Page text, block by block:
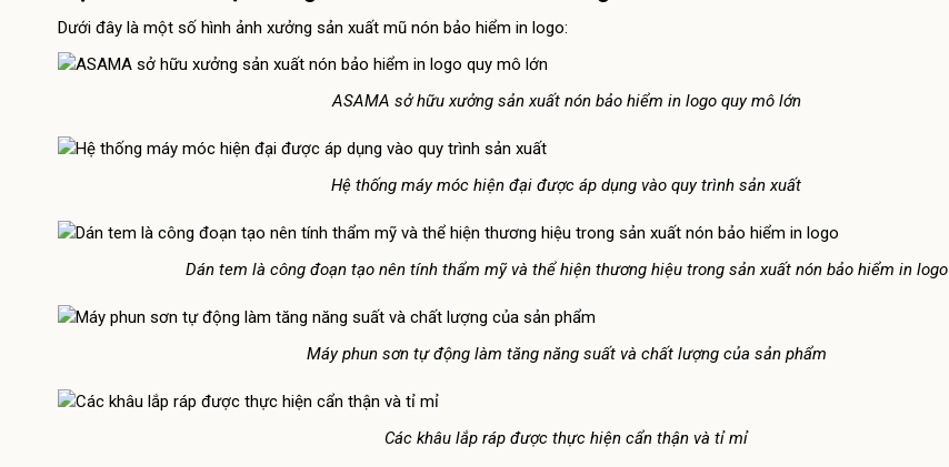
Dưới đây là một số hình ảnh xưởng sản xuất mũ nón bảo hiểm in logo:
ASAMA sở hữu xưởng sản xuất nón bảo hiểm in logo quy mô lớn
Hệ thống máy móc hiện đại được áp dụng vào quy trình sản xuất
Dán tem là công đoạn tạo nên tính thẩm mỹ và thể hiện thương hiệu trong sản xuất nón bảo hiểm in logo
Máy phun sơn tự động làm tăng năng suất và chất lượng của sản phẩm
Các khâu lắp ráp được thực hiện cẩn thận và tỉ mỉ